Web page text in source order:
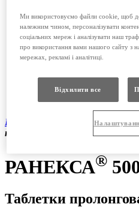
Безрецептурні
Рецептурні
Вакансії
Домашня
Відповідальність
Продукція
Вакансії
Продукція Рецептурні
таблетки пролонгованої дії
РАНЕКСА®
Таблетки
Ми використовуємо файли cookie, щоб
належним чином, персоналізувати
соціальних мереж і аналізувати наш
про використання вами нашого сайту з
мережах, рекламі і аналітиці.
Відхилити все